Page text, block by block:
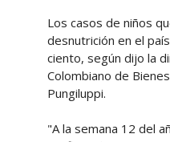
Los casos de niños
desnutrición en el
ciento, según dijo la
Colombiano de
Pungiluppi.
"A la semana 12 del